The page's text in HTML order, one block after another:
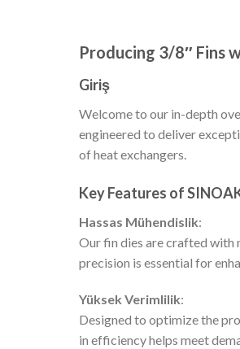
Producing 3/8″ Fins
Giriş
Welcome to our in-depth
engineered to deliver
of heat exchangers.
Key Features of
Hassas Mühendislik:
Our fin dies are crafted with
precision is essential for
Yüksek Verimlilik:
Designed to optimize the
in efficiency helps meet